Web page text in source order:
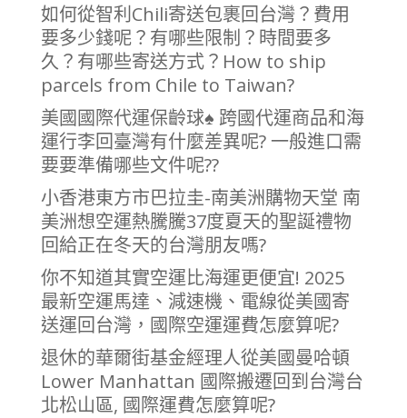
如何從智利Chili寄送包裹回台灣？費用
要多少錢呢？有哪些限制？時間要多
久？有哪些寄送方式？How to ship
parcels from Chile to Taiwan?
美國國際代運保齡球♠ 跨國代運商品和海
運行李回臺灣有什麼差異呢? 一般進口需
要要準備哪些文件呢??
小香港東方市巴拉圭-南美洲購物天堂 南
美洲想空運熱騰騰37度夏天的聖誕禮物
回給正在冬天的台灣朋友嗎?
你不知道其實空運比海運更便宜! 2025
最新空運馬達、減速機、電線從美國寄
送運回台灣，國際空運運費怎麼算呢?
退休的華爾街基金經理人從美國曼哈頓
Lower Manhattan 國際搬遷回到台灣台
北松山區, 國際運費怎麼算呢?